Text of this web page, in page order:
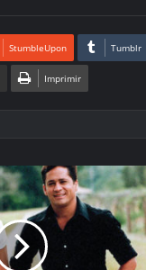
StumbleUpon Tumblr
Imprimir